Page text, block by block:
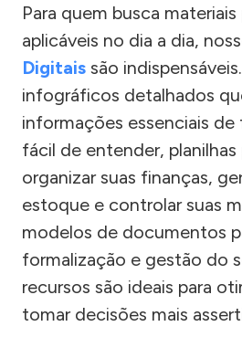
Para quem busca
aplicáveis no dia a dia,
Digitais são
infográficos detalhados
informações essenciais de
fácil de entender, planilhas
organizar suas finanças,
estoque e controlar suas
modelos de documentos
formalização e gestão do
recursos são ideais para
tomar decisões mais